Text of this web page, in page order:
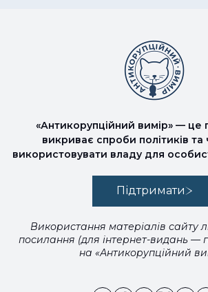
«Антикорупційний вимір» — це
викриває спроби політиків та
використовувати владу для
Підтримати
Використання матеріалів сайту
посилання (для інтернет-видань —
на «Антикорупційний